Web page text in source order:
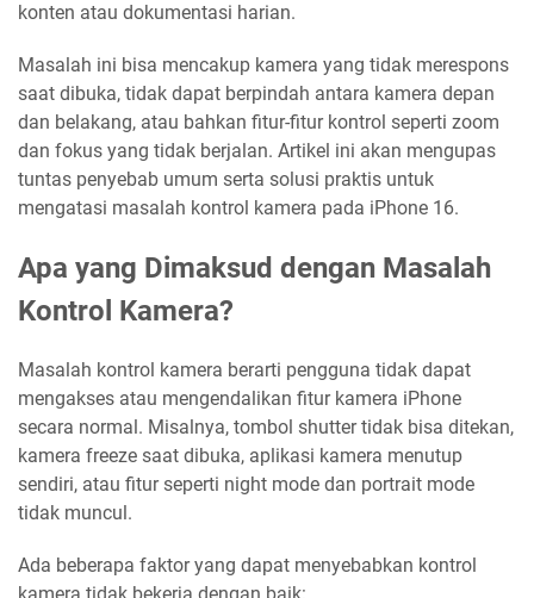
konten atau dokumentasi harian.
Masalah ini bisa mencakup kamera yang tidak merespons
saat dibuka, tidak dapat berpindah antara kamera depan
dan belakang, atau bahkan fitur-fitur kontrol seperti zoom
dan fokus yang tidak berjalan. Artikel ini akan mengupas
tuntas penyebab umum serta solusi praktis untuk
mengatasi masalah kontrol kamera pada iPhone 16.
Apa yang Dimaksud dengan Masalah
Kontrol Kamera?
Masalah kontrol kamera berarti pengguna tidak dapat
mengakses atau mengendalikan fitur kamera iPhone
secara normal. Misalnya, tombol shutter tidak bisa ditekan,
kamera freeze saat dibuka, aplikasi kamera menutup
sendiri, atau fitur seperti night mode dan portrait mode
tidak muncul.
Ada beberapa faktor yang dapat menyebabkan kontrol